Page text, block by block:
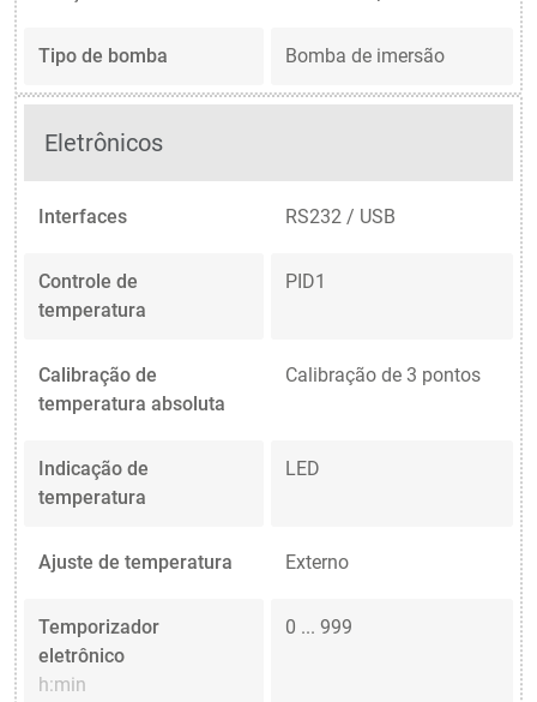
Tipo de bomba Bomba de imersão
Eletrônicos
Interfaces RS232 / USB
Controle de
temperatura
PID1
Calibração de
temperatura absoluta
Calibração de 3 pontos
Indicação de
temperatura
LED
Ajuste de temperatura Externo
Temporizador
eletrônico
h:min
0 ... 999